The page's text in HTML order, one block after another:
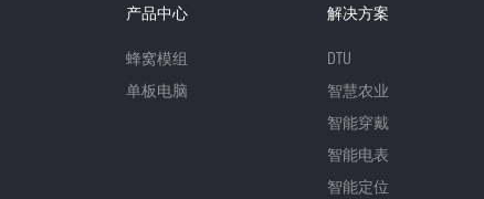
产品中心
蜂窝模组
单板电脑
解决方案
DTU
智慧农业
智能穿戴
智能电表
智能定位